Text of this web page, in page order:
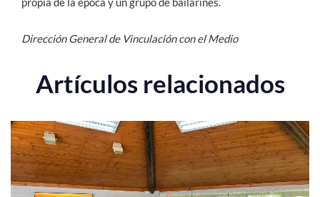
Dirección General de Vinculación con el Medio
Artículos relacionados